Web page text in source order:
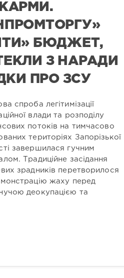
БЮДЖЕТ,
З НАРАДИ
ПРО ЗСУ
спроба легітимізації
влади та розподілу
потоків на тимчасово
територіях Запорізької
завершилася гучним
Традиційне засідання
зрадників перетворилося
жаху перед
деокупацією та